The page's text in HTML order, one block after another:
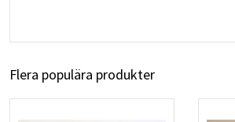
Flera populära produkter